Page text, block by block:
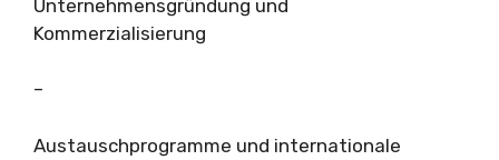
Unternehmensgründung und
Kommerzialisierung
–
Austauschprogramme und internationale